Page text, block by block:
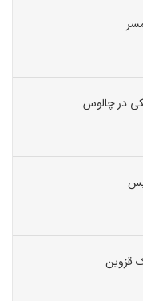
در چالوس
قزوین